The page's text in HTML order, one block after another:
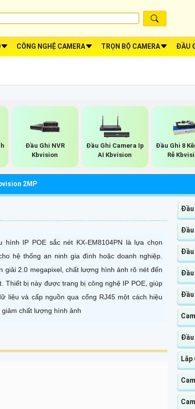
CÔNG NGHỆ CAMERA TRỌN BỘ CAMERA ĐẦU
Đầu Ghi NVR
Kbvision
Đầu Ghi Camera Ip
AI Kbvision
Đầu Ghi 8
Rẻ
2MP
hình IP POE sắc nét KX-EM8104PN là lựa chọn
hệ thống an ninh gia đình hoặc doanh nghiệp.
giải 2.0 megapixel, chất lượng hình ảnh rõ nét đến
Thiết bị này được trang bị công nghệ IP POE, giúp
liệu và cấp nguồn qua cổng RJ45 một cách hiệu
giảm chất lượng hình ảnh
Đầu
Đầu
Đầu
Đầu
Đầu
Đầu